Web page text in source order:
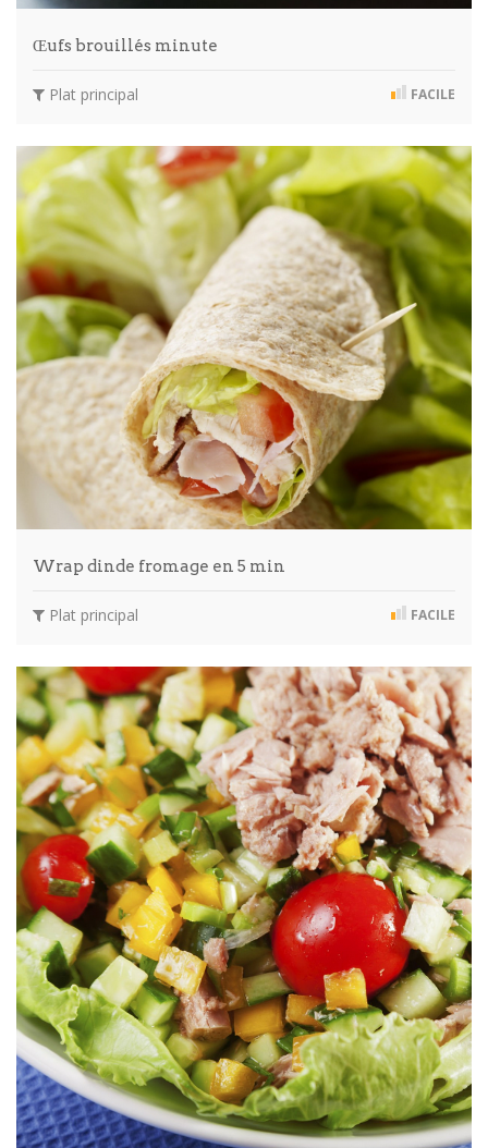
Œufs brouillés minute
Plat principal FACILE
Wrap dinde fromage en 5 min
Plat principal FACILE